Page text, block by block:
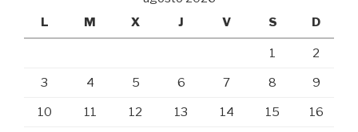
L
M X J V S D
1 2
3 4 5 6 7 8 9
10 11 12 13 14 15 16